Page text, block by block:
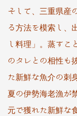
そして、三重県産
る方法を模索し、
し料理」。蒸すこ
のタレとの相性も
た新鮮な魚介の刺
夏の伊勢海老漁が
元で獲れた新鮮な